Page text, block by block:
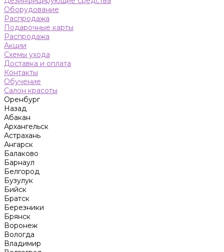
Оборудование
Распродажа
Подарочные карты
Распродажа
Акции
Схемы ухода
Доставка и оплата
Контакты
Обучение
Салон красоты
Оренбург
Назад
Абакан
Архангельск
Астрахань
Ангарск
Балаково
Барнаул
Белгород
Бузулук
Бийск
Братск
Березники
Брянск
Воронеж
Вологда
Владимир